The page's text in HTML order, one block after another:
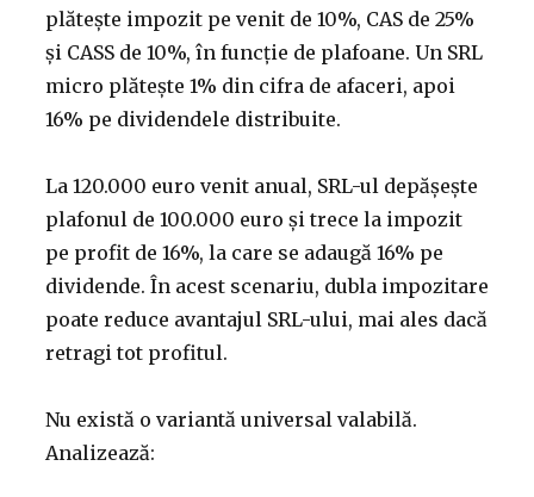
plătește impozit pe venit de 10%, CAS de 25%
și CASS de 10%, în funcție de plafoane. Un SRL
micro plătește 1% din cifra de afaceri, apoi
16% pe dividendele distribuite.
La 120.000 euro venit anual, SRL-ul depășește
plafonul de 100.000 euro și trece la impozit
pe profit de 16%, la care se adaugă 16% pe
dividende. În acest scenariu, dubla impozitare
poate reduce avantajul SRL-ului, mai ales dacă
retragi tot profitul.
Nu există o variantă universal valabilă.
Analizează: